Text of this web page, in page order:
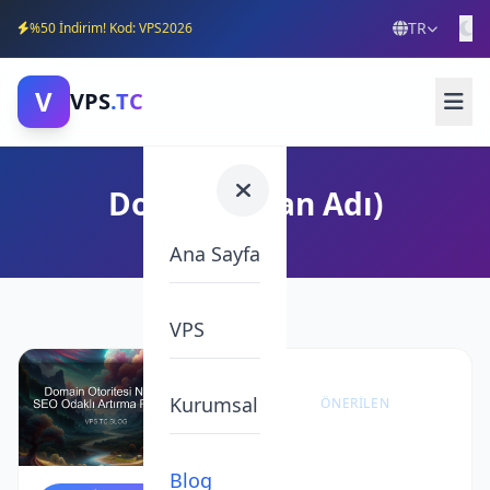
%50 İndirim! Kod: VPS2026 TR
V VPS.TC
Ana Sayfa
VPS
Kurumsal
Blog
Domain (Alan Adı)
ÖNERILEN